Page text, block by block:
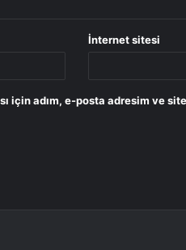
İnternet sitesi
için adım, e-posta adresim ve